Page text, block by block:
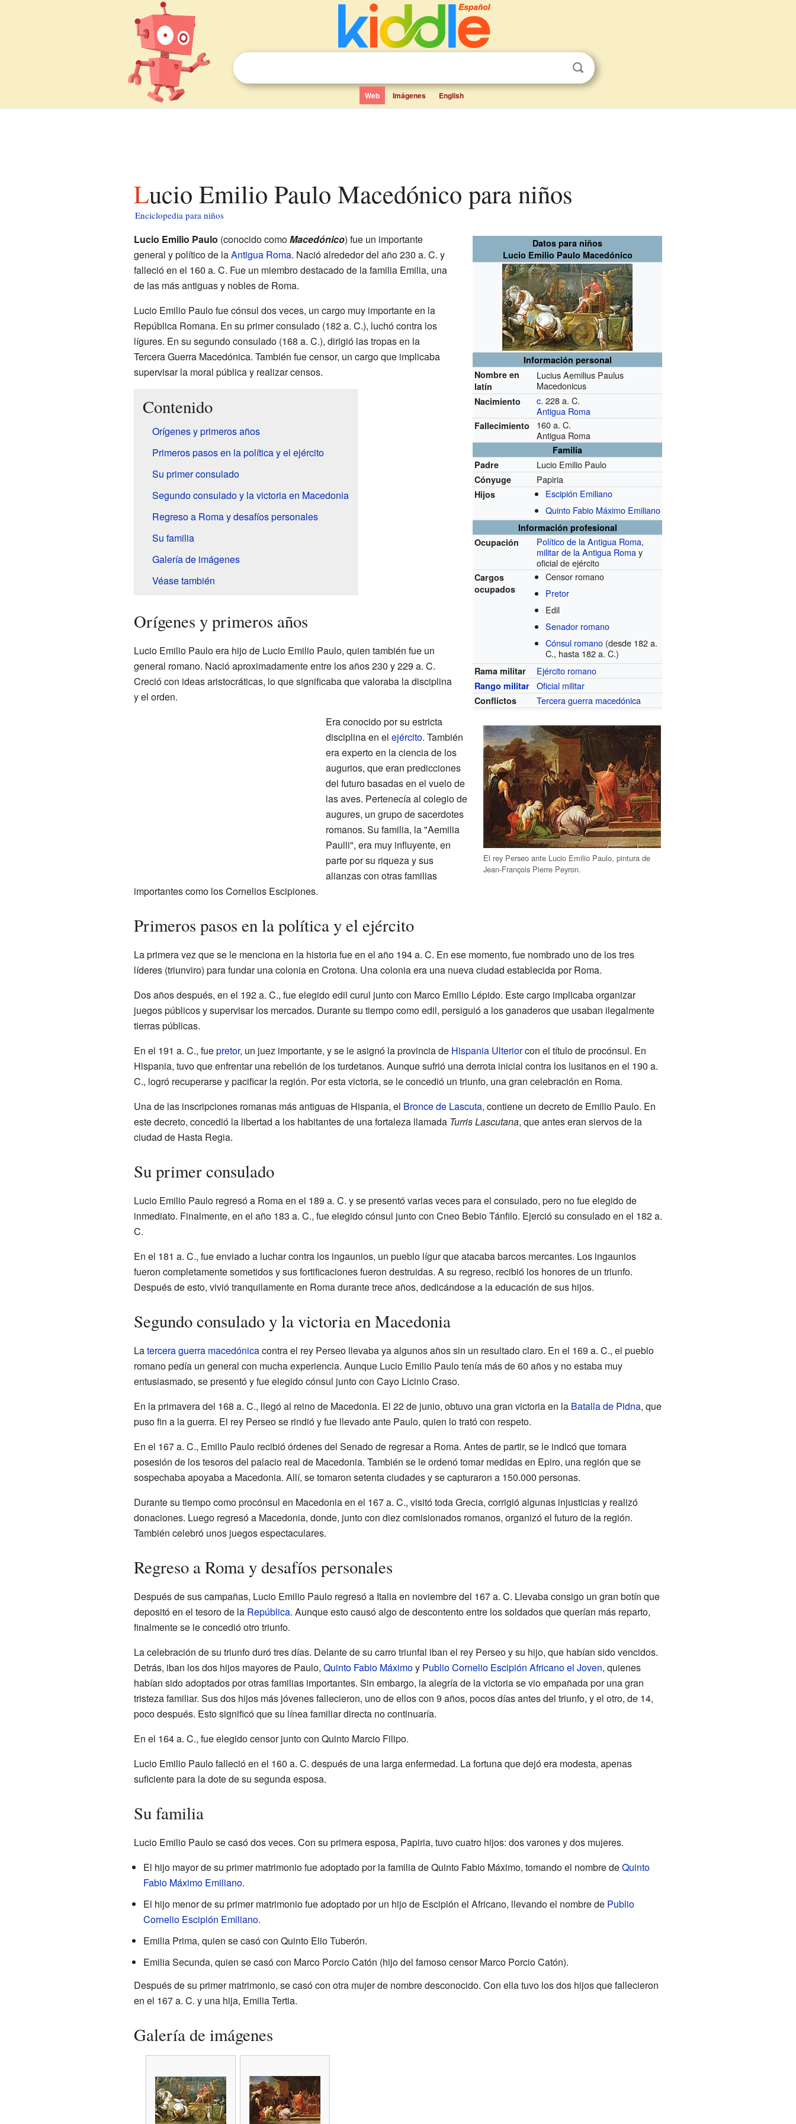
Web Imágenes English
Lucio Emilio Paulo Macedónico para niños
Enciclopedia para niños
Datos para niños
Lucio Emilio Paulo Macedónico
Información personal
Nombre en
latín
Lucius Aemilius Paulus
Macedonicus
Nacimiento c. 228 a. C.
Antigua Roma
Fallecimiento
160 a. C.
Antigua Roma
Familia
Padre
Lucio Emilio Paulo
Cónyuge Papiria
Hijos
Escipión Emiliano
Quinto Fabio Máximo Emiliano
Información profesional
Ocupación
Político de la Antigua Roma,
militar de la Antigua Romay
oficial de ejército
Cargos
ocupados
Censor romano
Pretor
Edil
Senador romano
Cónsul romano (desde 182 a.
C., hasta 182 a. C.)
Rama militar Ejército romano
Rango militar Oficial militar
Conflictos Tercera guerra macedónica
El rey Perseo ante Lucio Emilio Paulo, pintura de
Jean-François Pierre Peyron.
Lucio Emilio Paulo (conocido comoMacedónico) fue un importante
general y político de laAntigua Roma. Nació alrededor del año 230 a. C. y
falleció en el 160 a. C. Fue un miembro destacado de la familia Emilia, una
de las más antiguas y nobles de Roma.
Lucio Emilio Paulo fue cónsul dos veces, un cargo muy importante en la
República Romana. En su primer consulado (182 a. C.), luchó contra los
lígures. En su segundo consulado (168 a. C.), dirigió las tropas en la
Tercera Guerra Macedónica. También fue censor, un cargo que implicaba
supervisar la moral pública y realizar censos.
Contenido
Orígenes y primeros años
Primeros pasos en la política y el ejército
Su primer consulado
Segundo consulado y la victoria en Macedonia
Regreso a Roma y desafíos personales
Su familia
Galería de imágenes
Véase también
Orígenes y primeros años
Lucio Emilio Paulo era hijo de Lucio Emilio Paulo, quien también fue un
general romano. Nació aproximadamente entre los años 230 y 229 a. C.
Creció con ideas aristocráticas, lo que significaba que valoraba la disciplina
y el orden.
Era conocido por su estricta
disciplina en el ejército. También
era experto en la ciencia de los
augurios, que eran predicciones
del futuro basadas en el vuelo de
las aves. Pertenecía al colegio de
augures, un grupo de sacerdotes
romanos. Su familia, la "Aemilia
Paulli", era muy influyente, en
parte por su riqueza y sus
alianzas con otras familias
importantes como los Cornelios Escipiones.
Primeros pasos en la política y el ejército
La primera vez que se le menciona en la historia fue en el año 194 a. C. En ese momento, fue nombrado uno de los tres
líderes (triunviro) para fundar una colonia en Crotona. Una colonia era una nueva ciudad establecida por Roma.
Dos años después, en el 192 a. C., fue elegido edil curul junto con Marco Emilio Lépido. Este cargo implicaba organizar
juegos públicos y supervisar los mercados. Durante su tiempo como edil, persiguió a los ganaderos que usaban ilegalmente
tierras públicas.
En el 191 a. C., fuepretor, un juez importante, y se le asignó la provincia de Hispania Ulteriorcon el título de procónsul. En
Hispania, tuvo que enfrentar una rebelión de los turdetanos. Aunque sufrió una derrota inicial contra los lusitanos en el 190 a.
C., logró recuperarse y pacificar la región. Por esta victoria, se le concedió un triunfo, una gran celebración en Roma.
Una de las inscripciones romanas más antiguas de Hispania, el Bronce de Lascuta, contiene un decreto de Emilio Paulo. En
este decreto, concedió la libertad a los habitantes de una fortaleza llamada Turris Lascutana, que antes eran siervos de la
ciudad de Hasta Regia.
Su primer consulado
Lucio Emilio Paulo regresó a Roma en el 189 a. C. y se presentó varias veces para el consulado, pero no fue elegido de
inmediato. Finalmente, en el año 183 a. C., fue elegido cónsul junto con Cneo Bebio Tánfilo. Ejerció su consulado en el 182 a.
C.
En el 181 a. C., fue enviado a luchar contra los ingaunios, un pueblo lígur que atacaba barcos mercantes. Los ingaunios
fueron completamente sometidos y sus fortificaciones fueron destruidas. A su regreso, recibió los honores de un triunfo.
Después de esto, vivió tranquilamente en Roma durante trece años, dedicándose a la educación de sus hijos.
Segundo consulado y la victoria en Macedonia
Latercera guerra macedónicacontra el rey Perseo llevaba ya algunos años sin un resultado claro. En el 169 a. C., el pueblo
romano pedía un general con mucha experiencia. Aunque Lucio Emilio Paulo tenía más de 60 años y no estaba muy
entusiasmado, se presentó y fue elegido cónsul junto con Cayo Licinio Craso.
En la primavera del 168 a. C., llegó al reino de Macedonia. El 22 de junio, obtuvo una gran victoria en la Batalla de Pidna, que
puso fin a la guerra. El rey Perseo se rindió y fue llevado ante Paulo, quien lo trató con respeto.
En el 167 a. C., Emilio Paulo recibió órdenes del Senado de regresar a Roma. Antes de partir, se le indicó que tomara
posesión de los tesoros del palacio real de Macedonia. También se le ordenó tomar medidas en Epiro, una región que se
sospechaba apoyaba a Macedonia. Allí, se tomaron setenta ciudades y se capturaron a 150.000 personas.
Durante su tiempo como procónsul en Macedonia en el 167 a. C., visitó toda Grecia, corrigió algunas injusticias y realizó
donaciones. Luego regresó a Macedonia, donde, junto con diez comisionados romanos, organizó el futuro de la región.
También celebró unos juegos espectaculares.
Regreso a Roma y desafíos personales
Después de sus campañas, Lucio Emilio Paulo regresó a Italia en noviembre del 167 a. C. Llevaba consigo un gran botín que
depositó en el tesoro de la República. Aunque esto causó algo de descontento entre los soldados que querían más reparto,
finalmente se le concedió otro triunfo.
La celebración de su triunfo duró tres días. Delante de su carro triunfal iban el rey Perseo y su hijo, que habían sido vencidos.
Detrás, iban los dos hijos mayores de Paulo, Quinto Fabio Máximoy Publio Cornelio Escipión Africano el Joven, quienes
habían sido adoptados por otras familias importantes. Sin embargo, la alegría de la victoria se vio empañada por una gran
tristeza familiar. Sus dos hijos más jóvenes fallecieron, uno de ellos con 9 años, pocos días antes del triunfo, y el otro, de 14,
poco después. Esto significó que su línea familiar directa no continuaría.
En el 164 a. C., fue elegido censor junto con Quinto Marcio Filipo.
Lucio Emilio Paulo falleció en el 160 a. C. después de una larga enfermedad. La fortuna que dejó era modesta, apenas
suficiente para la dote de su segunda esposa.
Su familia
Lucio Emilio Paulo se casó dos veces. Con su primera esposa, Papiria, tuvo cuatro hijos: dos varones y dos mujeres.
El hijo mayor de su primer matrimonio fue adoptado por la familia de Quinto Fabio Máximo, tomando el nombre deQuinto
Fabio Máximo Emiliano.
El hijo menor de su primer matrimonio fue adoptado por un hijo de Escipión el Africano, llevando el nombre de Publio
Cornelio Escipión Emiliano.
Emilia Prima, quien se casó con Quinto Elio Tuberón.
Emilia Secunda, quien se casó con Marco Porcio Catón (hijo del famoso censor Marco Porcio Catón).
Después de su primer matrimonio, se casó con otra mujer de nombre desconocido. Con ella tuvo los dos hijos que fallecieron
en el 167 a. C. y una hija, Emilia Tertia.
Galería de imágenes